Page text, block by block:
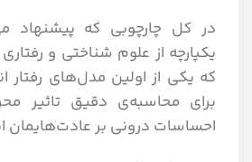
در کل چارچوبی که
یکپارچه از علوم شناختی و
که یکی از اولین مدل‌های رفتار
برای محاسبه‌ی دقیق تاثیر
احساسات درونی بر عادت‌هایمان